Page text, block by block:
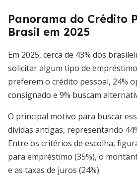
Panorama do Crédito
Brasil em 2025
Em 2025, cerca de 43% dos
solicitar algum tipo de
preferem o crédito pessoal, 24%
consignado e 9% buscam
O principal motivo para buscar
dívidas antigas, representando
Entre os critérios de escolha,
para empréstimo (35%), o
e as taxas de juros (24%).